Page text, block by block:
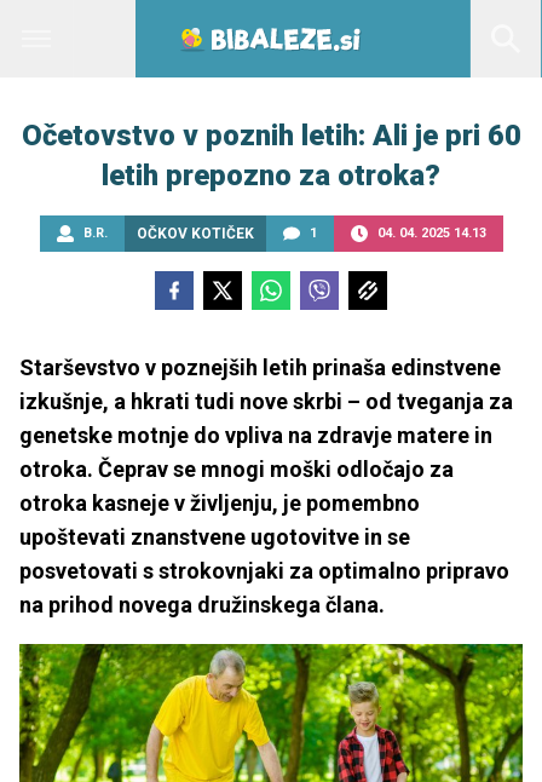
Očetovstvo v poznih letih: Ali je pri 60
letih prepozno za otroka?
B.R. OČKOV KOTIČEK 1 04. 04. 2025 14.13
Starševstvo v poznejših letih prinaša edinstvene
izkušnje, a hkrati tudi nove skrbi – od tveganja za
genetske motnje do vpliva na zdravje matere in
otroka. Čeprav se mnogi moški odločajo za
otroka kasneje v življenju, je pomembno
upoštevati znanstvene ugotovitve in se
posvetovati s strokovnjaki za optimalno pripravo
na prihod novega družinskega člana.